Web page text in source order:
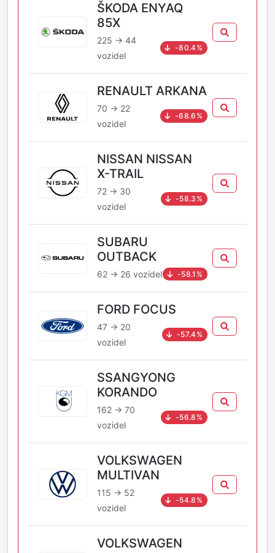
ŠKODA ENYAQ
85X
225 → 44
vozidel
-80.4%
RENAULT ARKANA
70 → 22
vozidel
-68.6%
NISSAN NISSAN
X-TRAIL
72 → 30
vozidel
-58.3%
SUBARU
OUTBACK
62 → 26 vozidel -58.1%
FORD FOCUS
47 → 20
vozidel
-57.4%
SSANGYONG
KORANDO
162 → 70
vozidel
-56.8%
VOLKSWAGEN
MULTIVAN
115 → 52
vozidel
-54.8%
VOLKSWAGEN